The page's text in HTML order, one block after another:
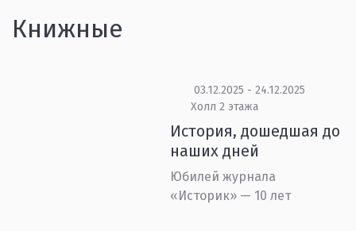
Книжные
03.12.2025 - 24.12.2025
Холл 2 этажа
История, дошедшая до
наших дней
Юбилей журнала
«Историк» — 10 лет